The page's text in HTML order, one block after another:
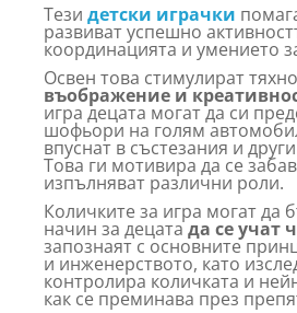
Тези детски играчки
развиват успешно
координацията и умението
Освен това стимулират
въображение и
игра децата могат да си
шофьори на голям
впуснат в състезания и
Това ги мотивира да се
изпълняват различни роли.
Количките за игра могат да
начин за децатада се учат
запознаят с основните
и инженерството, като
контролира количката и
как се преминава през